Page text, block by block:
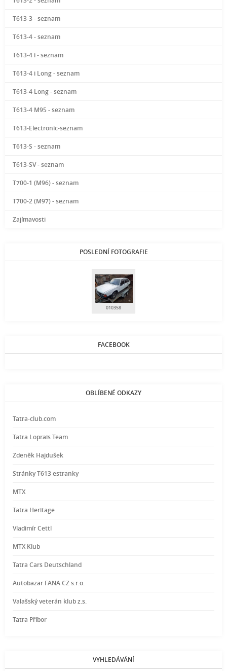
T613-3 - seznam
T613-4 - seznam
T613-4 i - seznam
T613-4 i Long - seznam
T613-4 Long - seznam
T613-4 M95 - seznam
T613-Electronic-seznam
T613-S - seznam
T613-SV - seznam
T700-1 (M96) - seznam
T700-2 (M97) - seznam
Zajímavosti
POSLEDNÍ FOTOGRAFIE
010358
FACEBOOK
OBLÍBENÉ ODKAZY
Tatra-club.com
Tatra Loprais Team
Zdeněk Hajdušek
Stránky T613 estranky
MTX
Tatra Heritage
Vladimír Cettl
MTX Klub
Tatra Cars Deutschland
Autobazar FANA CZ s.r.o.
Valašský veterán klub z.s.
Tatra Příbor
VYHLEDÁVÁNÍ